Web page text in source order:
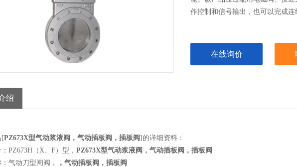
作控制和信号输出，也可以完成连
在线询价
绍
[PZ673X型气动浆液阀，气动插板阀，插板阀]的详细资料：
PZ673H（X、F）型， PZ673X型气动浆液阀，气动插板阀，插板阀
气动刀型闸阀，
，气动插板阀，插板阀